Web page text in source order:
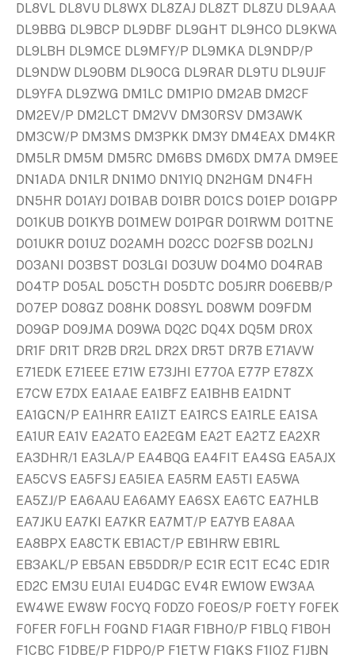
DL8VL DL8VU DL8WX DL8ZAJ DL8ZT DL8ZU DL9AAA
DL9BBG DL9BCP DL9DBF DL9GHT DL9HCO DL9KWA
DL9LBH DL9MCE DL9MFY/P DL9MKA DL9NDP/P
DL9NDW DL9OBM DL9OCG DL9RAR DL9TU DL9UJF
DL9YFA DL9ZWG DM1LC DM1PIO DM2AB DM2CF
DM2EV/P DM2LCT DM2VV DM30RSV DM3AWK
DM3CW/P DM3MS DM3PKK DM3Y DM4EAX DM4KR
DM5LR DM5M DM5RC DM6BS DM6DX DM7A DM9EE
DN1ADA DN1LR DN1MO DN1YIQ DN2HGM DN4FH
DN5HR DO1AYJ DO1BAB DO1BR DO1CS DO1EP DO1GPP
DO1KUB DO1KYB DO1MEW DO1PGR DO1RWM DO1TNE
DO1UKR DO1UZ DO2AMH DO2CC DO2FSB DO2LNJ
DO3ANI DO3BST DO3LGI DO3UW DO4MO DO4RAB
DO4TP DO5AL DO5CTH DO5DTC DO5JRR DO6EBB/P
DO7EP DO8GZ DO8HK DO8SYL DO8WM DO9FDM
DO9GP DO9JMA DO9WA DQ2C DQ4X DQ5M DR0X
DR1F DR1T DR2B DR2L DR2X DR5T DR7B E71AVW
E71EDK E71EEE E71W E73JHI E77OA E77P E78ZX
E7CW E7DX EA1AAE EA1BFZ EA1BHB EA1DNT
EA1GCN/P EA1HRR EA1IZT EA1RCS EA1RLE EA1SA
EA1UR EA1V EA2ATO EA2EGM EA2T EA2TZ EA2XR
EA3DHR/1 EA3LA/P EA4BQG EA4FIT EA4SG EA5AJX
EA5CVS EA5FSJ EA5IEA EA5RM EA5TI EA5WA
EA5ZJ/P EA6AAU EA6AMY EA6SX EA6TC EA7HLB
EA7JKU EA7KI EA7KR EA7MT/P EA7YB EA8AA
EA8BPX EA8CTK EB1ACT/P EB1HRW EB1RL
EB3AKL/P EB5AN EB5DDR/P EC1R EC1T EC4C ED1R
ED2C EM3U EU1AI EU4DGC EV4R EW1OW EW3AA
EW4WE EW8W F0CYQ F0DZO F0EOS/P F0ETY F0FEK
F0FER F0FLH F0GND F1AGR F1BHO/P F1BLQ F1BOH
F1CBC F1DBE/P F1DPO/P F1ETW F1GKS F1IOZ F1JBN